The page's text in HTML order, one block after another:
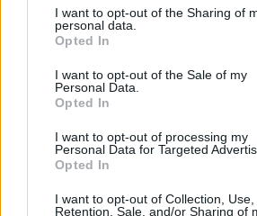
not limited to your visit or usage
grant or deny consent to Google and its
use your data for below specified
consent section.
I want to opt-out of the Sharing of
personal data.
Opted In
I want to opt-out of the Sale of my
Personal Data.
Opted In
I want to opt-out of processing my
Personal Data for Targeted
Opted In
I want to opt-out of Collection, Use,
Retention, Sale, and/or Sharing of